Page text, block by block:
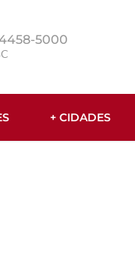
4458-5000
+ CIDADES